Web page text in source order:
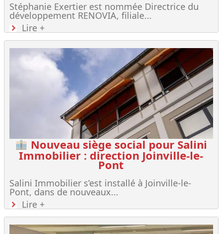
Stéphanie Exertier est nommée Directrice du
développement RENOVIA, filiale...
Lire +
Nouveau siège social pour Salini
Immobilier : direction Joinville-le-
Pont
Salini Immobilier s’est installé à Joinville-le-
Pont, dans de nouveaux...
Lire +